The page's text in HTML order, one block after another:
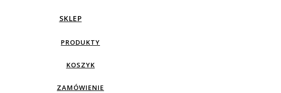
SKLEP
PRODUKTY
KOSZYK
ZAMÓWIENIE